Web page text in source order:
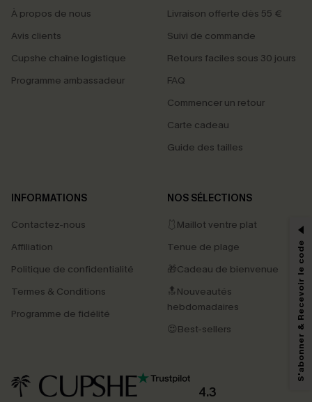
À propos de nous
Avis clients
Cupshe chaîne logistique
Programme ambassadeur
Livraison offerte dès 55 €
Suivi de commande
Retours faciles sous 30 jours
FAQ
Commencer un retour
Carte cadeau
Guide des tailles
INFORMATIONS
Contactez-nous
Affiliation
Politique de confidentialité
Termes & Conditions
Programme de fidélité
NOS SÉLECTIONS
🩱Maillot ventre plat
Tenue de plage
🎁Cadeau de bienvenue
🔝Nouveautés
hebdomadaires
😍Best-sellers
4.3
PROFITEZ DE -15%
-15% dès 2 Achetés par E-mail
En soumettant votre adresse e-mail, vous acceptez de recevoir des e-mails
marketing (y compris du contenu généré par l'IA) de Cupshe et
reconnaissez avoir pris connaissance de nos
pouvons utiliser les données collectées sur notre site ainsi que des
produits susceptibles de vous intéresser, conformément à notre
Politique de
confidentialité
. Vous pouvez vous désabonner à tout moment.
S'abonner & Recevoir le code